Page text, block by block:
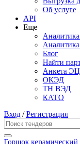
Об услуге
API
Еще
Блог
Найти
Анкета
ОКЭД
ТН ВЭД
КАТО
Вход /Регистрация
Горшок керамический